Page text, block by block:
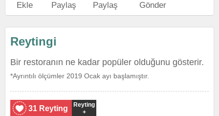
Ekle
Paylaş
Paylaş
Gönder
Reytingi
Bir restoranın ne kadar popüler olduğunu gösterir.
*Ayrıntılı ölçümler 2019 Ocak ayı başlamıştır.
31 Reyting
Reyting
+